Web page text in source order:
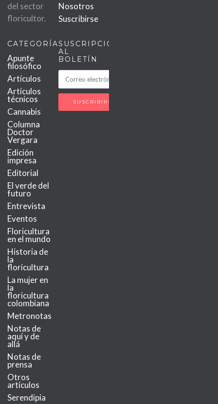
del sector
floricultor.
Nosotros
Suscribirse
CATEGORÍAS
Apunte
filosófico
Artículos
Artículos
técnicos
Cannabis
Columna
Doctor
Vergara
Edición
impresa
Editorial
El verde del
futuro
Entrevista
Eventos
Floricultura
en el mundo
Historia de
la
floricultura
La mujer en
la
floricultura
colombiana
Metronotas
Notas de
aquí y de
allá
Notas de
prensa
Otros
artículos
Serendipia
SUSCRIPCIÓN
AL
BOLETÍN